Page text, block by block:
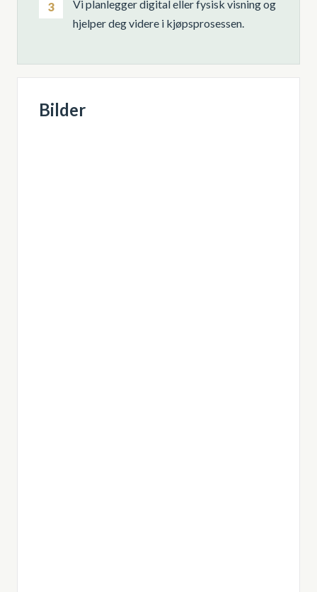
3
Vi planlegger digital eller fysisk visning og
hjelper deg videre i kjøpsprosessen.
Bilder